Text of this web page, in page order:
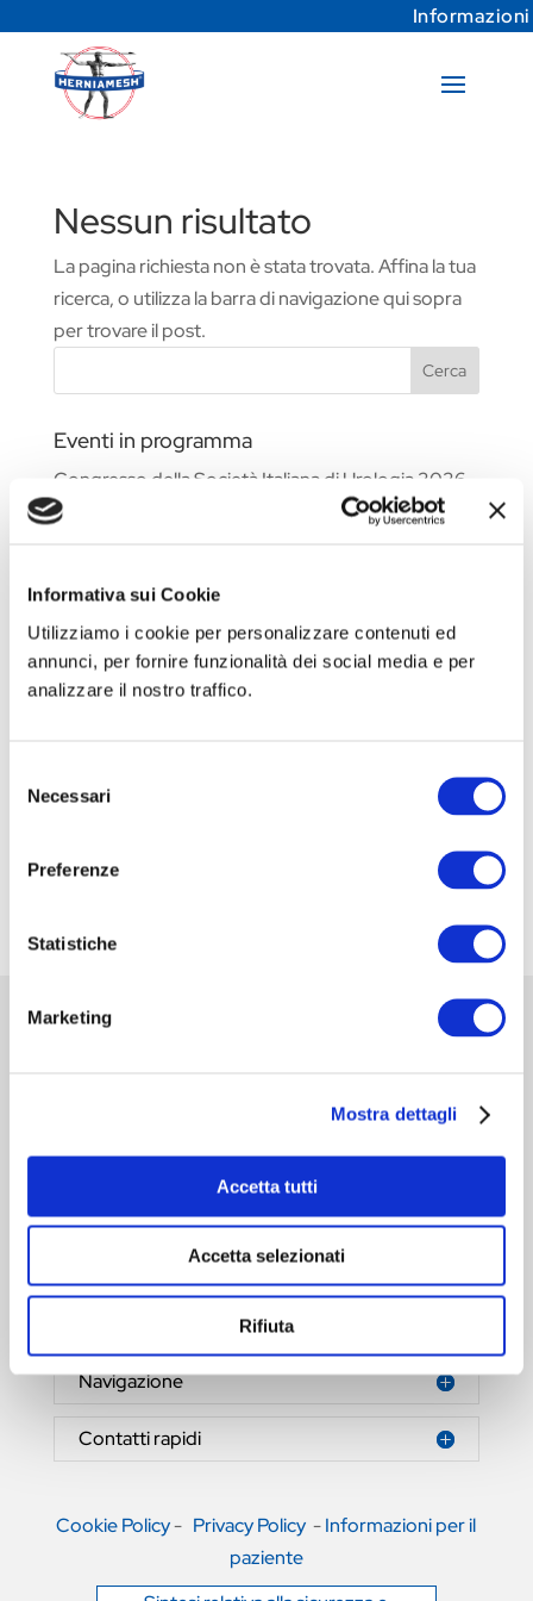
Informativa sui Cookie
Utilizziamo i cookie per personalizzare contenuti ed
annunci, per fornire funzionalità dei social media e per
analizzare il nostro traffico.
delNecessari
Preferenze
Statistiche
Marketing
Mostra dettagli
Accetta tutti
Accetta selezionati
Rifiuta
Informazioni
Nessun risultato
La pagina richiesta non è stata trovata. Affina la tua
ricerca, o utilizza la barra di navigazione qui sopra
per trovare il post.
Cerca
Eventi in programma
Congresso della Società Italiana di Urologia 2026
Fiera Commerciale WHX Dubai 2026
– STEP I
CORSO DI FORMAZIONE: SCUOLA SIC-ISHAWS
– STEP II
HERNIAMESH® S.r.l.
Area riservata
Navigazione
Contatti rapidi
Cookie Policy- Privacy Policy -Informazioni per il
paziente